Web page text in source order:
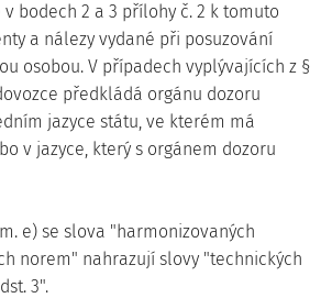
bodech 2 a 3 přílohy č. 2 k tomuto
a nálezy vydané při posuzování
osobou. V případech vyplývajících z §
předkládá orgánu dozoru
jazyce státu, ve kterém má
v jazyce, který s orgánem dozoru
e) se slova "harmonizovaných
norem" nahrazují slovy "technických
3".